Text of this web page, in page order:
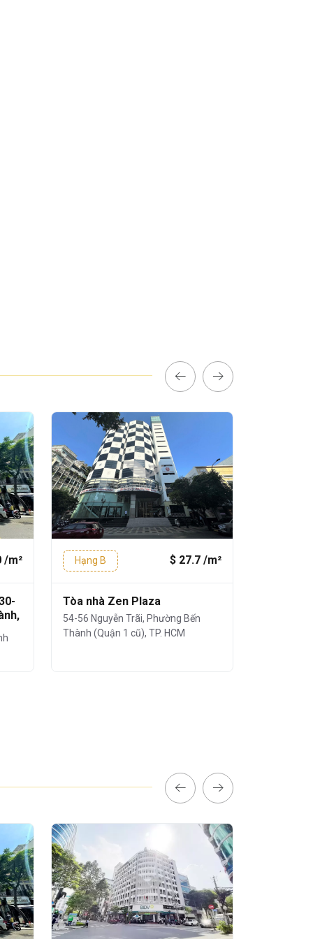
/m² Hạng B $ 27.7 /m²
Tòa nhà Zen Plaza
54-56 Nguyễn Trãi, Phường Bến
Thành (Quận 1 cũ), TP. HCM